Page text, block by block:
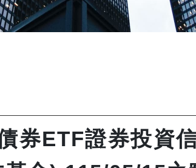
券ETF證券投資